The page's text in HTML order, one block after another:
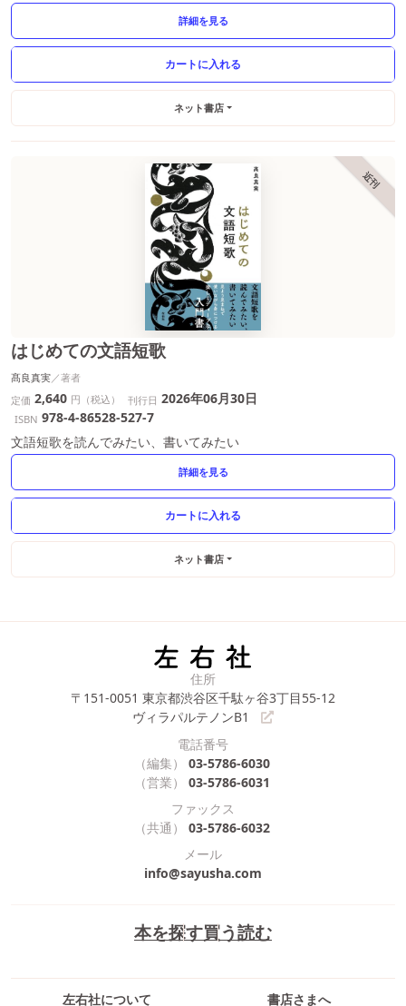
詳細を見る
ネット書店
近刊
はじめての文語短歌
髙良真実
定価 2,640 円（税込） 刊行日 2026年06月30日
ISBN 978-4-86528-527-7
文語短歌を読んでみたい、書いてみたい
詳細を見る
ネット書店
本を探す買う読む
左右社について 書店さまへ
住所
〒151-0051 東京都渋谷区千駄ヶ谷3丁目55-12
ヴィラパルテノンB1
電話番号
（編集）
03-5786-6030
（営業）
03-5786-6031
ファックス
（共通）
03-5786-6032
メール
info@sayusha.com